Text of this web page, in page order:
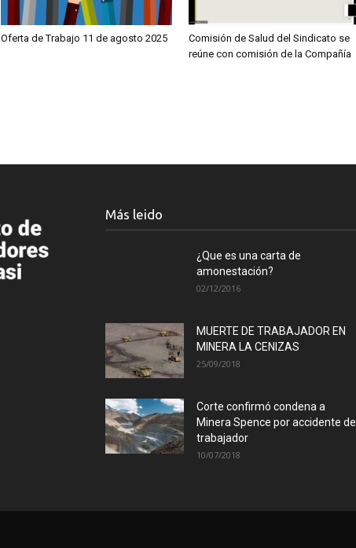
Oferta de Trabajo 11 de agosto 2025
Comisión de Salud del Sindicato se
reúne con comisión de la Compañía
Más leido
¿Que es una carta de
amonestación?
02/12/2016
MUERTE DE TRABAJADOR EN
MINERA LA CENIZAS
25/09/2018
Corte confirmó condena a
Minera Spence por accidente de
trabajador
10/07/2018